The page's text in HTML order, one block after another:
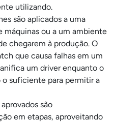
utilizando.
são aplicados a uma
máquinas ou a um ambiente
chegarem à produção. O
que causa falhas em um
um driver enquanto o
suficiente para permitir a
são
em etapas, aproveitando